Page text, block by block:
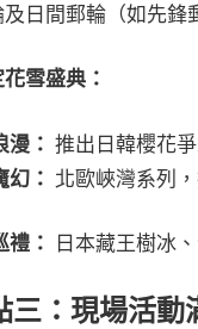
日間郵輪（如先鋒
雪盛典：
漫： 推出日韓櫻花
幻： 北歐峽灣系列
禮： 日本藏王樹冰
三：現場活動